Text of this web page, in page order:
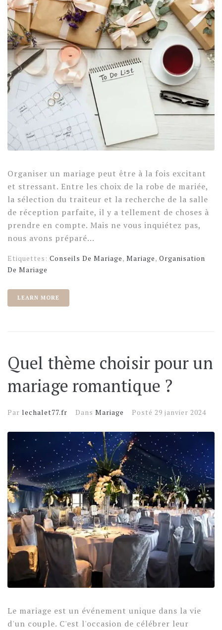
Organiser un mariage peut être à la fois excitant
et stressant. Entre les choix de la robe de mariée,
la sélection du traiteur et la recherche de la salle
de réception parfaite, il y a tellement de choses à
prendre en compte. Mais ne vous inquiétez pas,
nous avons préparé...
Etiquettes: Conseils De Mariage, Mariage, Organisation
De Mariage
LEARN MORE
Quel thème choisir pour un
mariage romantique ?
Par lechalet77.fr Dans Mariage Posté 29 janvier 2024
Le mariage est un événement unique dans la vie
d'un couple. C'est l'occasion de célébrer leur